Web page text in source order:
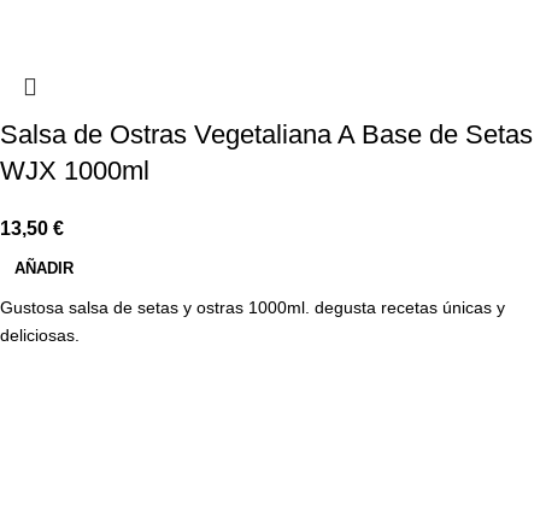
Salsa de Ostras Vegetaliana A Base de Setas
WJX 1000ml
13,50 €
AÑADIR
Gustosa salsa de setas y ostras 1000ml. degusta recetas únicas y
deliciosas.